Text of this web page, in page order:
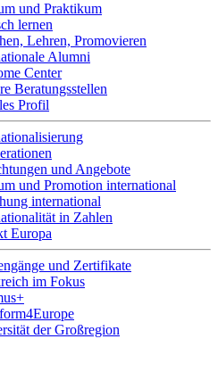
und Praktikum
lernen
Lehren, Promovieren
Alumni
Center
Beratungsstellen
Profil
und Angebote
und Promotion international
international
in Zahlen
Europa
und Zertifikate
im Fokus
der Großregion